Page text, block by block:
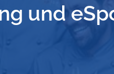
und